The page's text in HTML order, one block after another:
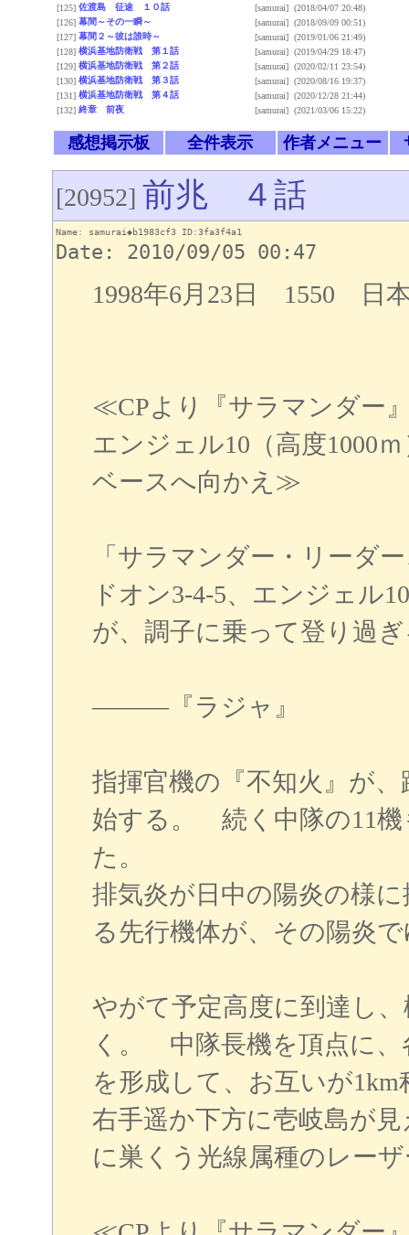
[125] 佐渡島 征途 １０話 [samurai] (2018/04/07 20:48)
[126] 幕間～その一瞬～ [samurai] (2018/09/09 00:51)
[127] 幕間２～彼は誰時～ [samurai] (2019/01/06 21:49)
[128] 横浜基地防衛戦 第１話 [samurai] (2019/04/29 18:47)
[129] 横浜基地防衛戦 第２話 [samurai] (2020/02/11 23:54)
[130] 横浜基地防衛戦 第３話 [samurai] (2020/08/16 19:37)
[131] 横浜基地防衛戦 第４話 [samurai] (2020/12/28 21:44)
[132] 終章 前夜 [samurai] (2021/03/06 15:22)
感想掲示板 全件表示 作者メニュー
[20952] 前兆 ４話
Name: samurai◆b1983cf3 ID:3fa3f4a1
Date: 2010/09/05 00:47
1998年6月23日 1550 日
≪CPより『サラマンダー
エンジェル10（高度1000
ベースへ向かえ≫
「サラマンダー・リーダ
ドオン3-4-5、エンジェル
が、調子に乗って登り過
―――『ラジャ』
指揮官機の『不知火』が
始する。 続く中隊の11機
た。
排気炎が日中の陽炎の様
る先行機体が、その陽炎
やがて予定高度に到達し
く。 中隊長機を頂点に、
を形成して、お互いが
右手遥か下方に壱岐島が
に巣くう光線属種のレー